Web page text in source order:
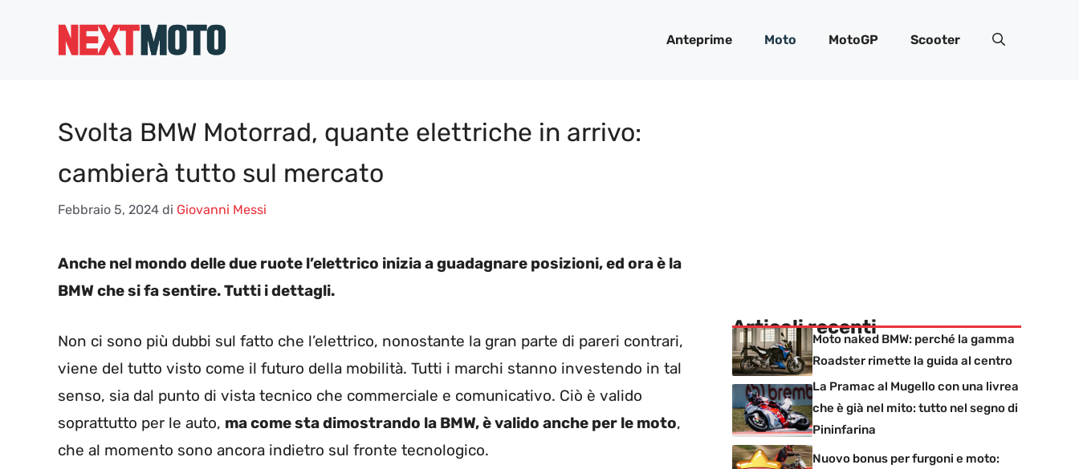
Anteprime Moto MotoGP Scooter
Svolta BMW Motorrad, quante elettriche in arrivo:
cambierà tutto sul mercato
Febbraio 5, 2024 di Giovanni Messi
Anche nel mondo delle due ruote l’elettrico inizia a guadagnare posizioni, ed ora è la
BMW che si fa sentire. Tutti i dettagli.
Non ci sono più dubbi sul fatto che l’elettrico, nonostante la gran parte di pareri contrari,
viene del tutto visto come il futuro della mobilità. Tutti i marchi stanno investendo in tal
senso, sia dal punto di vista tecnico che commerciale e comunicativo. Ciò è valido
soprattutto per le auto, ma come sta dimostrando la BMW, è valido anche per le moto,
che al momento sono ancora indietro sul fronte tecnologico.
Articoli recenti
Moto naked BMW: perché la gamma
Roadster rimette la guida al centro
La Pramac al Mugello con una livrea
che è già nel mito: tutto nel segno di
Pininfarina
Nuovo bonus per furgoni e moto: